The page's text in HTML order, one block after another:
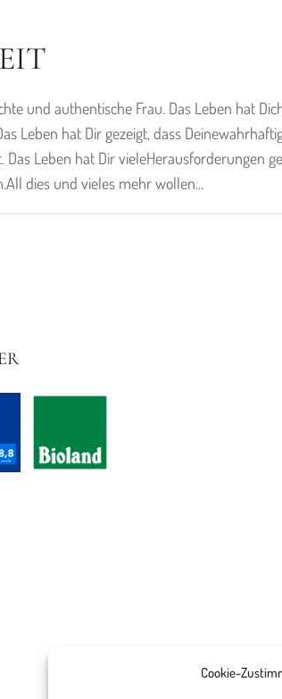
Cookie-
und authentische Frau. Das Leben hat
Leben hat Dir gezeigt, dass
Leben hat Dir vieleHerausforderungen
dies und vieles mehr wollen...